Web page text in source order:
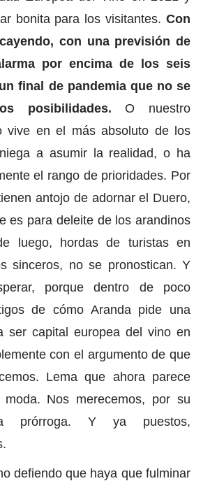
bonita para los visitantes. Con
con una previsión de
por encima de los seis
final de pandemia que no se
posibilidades. O nuestro
vive en el más absoluto de los
a asumir la realidad, o ha
el rango de prioridades. Por
antojo de adornar el Duero,
es para deleite de los arandinos
luego, hordas de turistas en
sinceros, no se pronostican. Y
porque dentro de poco
de cómo Aranda pide una
ser capital europea del vino en
con el argumento de que
Lema que ahora parece
Nos merecemos, por su
prórroga. Y ya puestos,
defiendo que haya que fulminar